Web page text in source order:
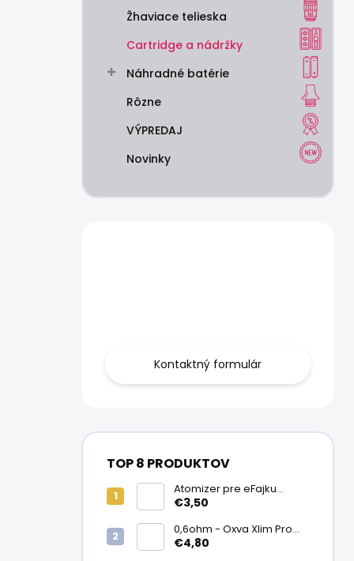
Žhaviace telieska
Cartridge a nádržky
Náhradné batérie
Rôzne
VÝPREDAJ
Novinky
Kontaktný formulár
TOP 8 PRODUKTOV
Atomizer pre eFajku
Kamry K1000 Plus
€3,50
0,6ohm - Oxva Xlim Pro
cartridge V3 Top Fill 2ml
€4,80